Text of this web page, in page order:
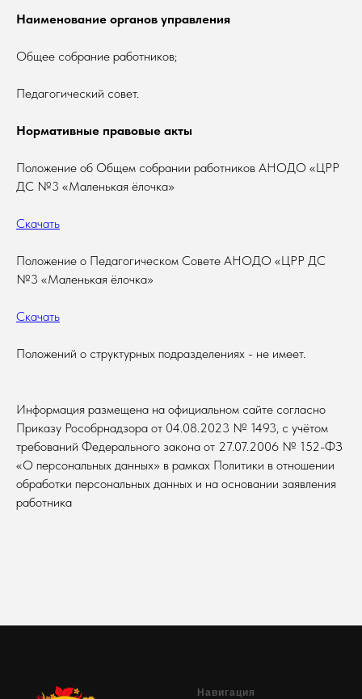
Наименование органов управления
Общее собрание работников;
Педагогический совет.
Нормативные правовые акты
Положение об Общем собрании работников АНОДО «ЦРР
ДС №3 «Маленькая ёлочка»
Скачать
Положение о Педагогическом Совете АНОДО «ЦРР ДС
№3 «Маленькая ёлочка»
Скачать
Положений о структурных подразделениях - не имеет.
Информация размещена на официальном сайте согласно
Приказу Рособрнадзора от 04.08.2023 № 1493, с учётом
требований Федерального закона от 27.07.2006 № 152-ФЗ
«О персональных данных» в рамках Политики в отношении
обработки персональных данных и на основании заявления
работника
Навигация